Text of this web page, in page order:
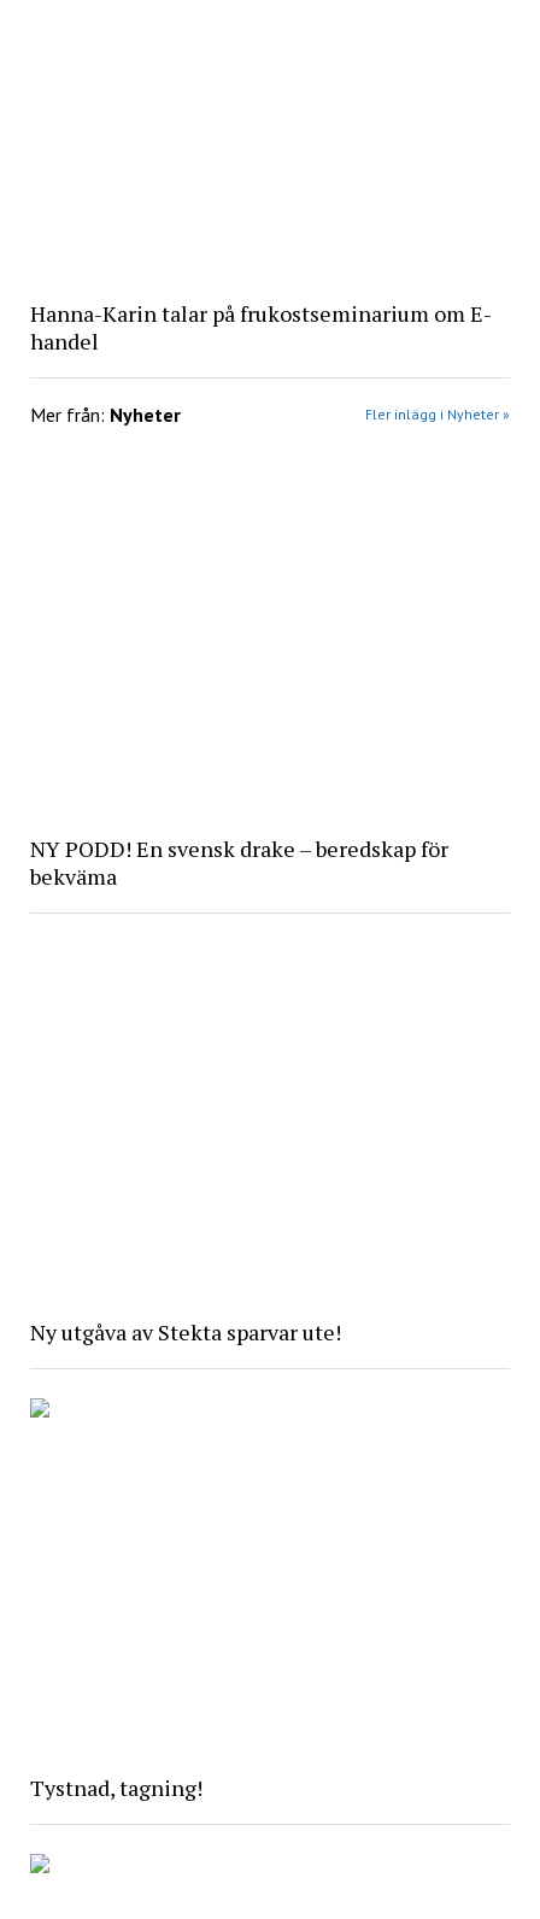
Hanna-Karin talar på frukostseminarium om E-
handel
Mer från: Nyheter Fler inlägg i Nyheter »
NY PODD! En svensk drake – beredskap för
bekväma
Ny utgåva av Stekta sparvar ute!
Tystnad, tagning!